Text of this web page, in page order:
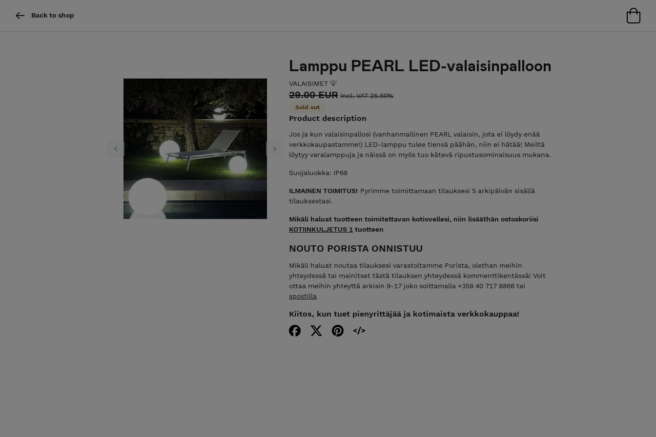
Back to shop
Previous Next
Lamppu PEARL LED-valaisinpalloon
VALAISIMET 💡
29.00 EUR Incl. VAT 25.50%
Sold out
Product description
Jos ja kun valaisinpallosi (vanhanmallinen PEARL valaisin, jota ei löydy enää
verkkokaupastamme!) LED-lamppu tulee tiensä päähän, niin ei hätää! Meiltä
löytyy varalamppuja ja näissä on myös tuo kätevä ripustusominaisuus mukana.
Suojaluokka: IP68
ILMAINEN TOIMITUS! Pyrimme toimittamaan tilauksesi 5 arkipäivän sisällä
tilauksestasi.
Mikäli haluat tuotteen toimitettavan kotiovellesi, niin lisääthän ostoskoriisi
KOTIINKULJETUS 1 tuotteen
NOUTO PORISTA ONNISTUU
Mikäli haluat noutaa tilauksesi varastoltamme Porista, olethan meihin
yhteydessä tai mainitset tästä tilauksen yhteydessä kommenttikentässä! Voit
ottaa meihin yhteyttä arkisin 9-17 joko soittamalla +358 40 717 8866 tai
spostilla
Kiitos, kun tuet pienyrittäjää ja kotimaista verkkokauppaa!